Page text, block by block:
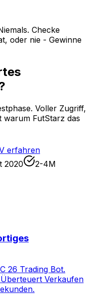
Checke
oder nie - Gewinne
Voller Zugriff,
warum FutStarz das
erfahren
2020
2-4M
26 Trading Bot.
Verkaufen